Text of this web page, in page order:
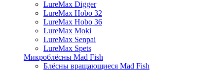
LureMax Digger
LureMax Hobo 32
LureMax Hobo 36
LureMax Moki
LureMax Senpai
LureMax Spets
Микроблёсны Mad Fish
Блёсны вращающиеся Mad Fish